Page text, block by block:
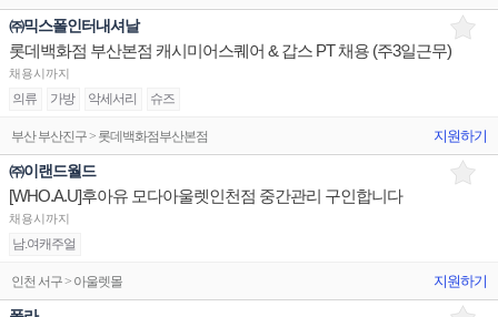
㈜믹스폴인터내셔날
롯데백화점 부산본점 캐시미어스퀘어 & 갑스 PT 채용 (주3일근무)
채용시까지
의류 가방 악세서리 슈즈
부산 부산진구 > 롯데백화점부산본점 지원하기
㈜이랜드월드
[WHO.A.U]후아유 모다아울렛인천점 중간관리 구인합니다
채용시까지
남.여캐주얼
인천 서구 > 아울렛몰 지원하기